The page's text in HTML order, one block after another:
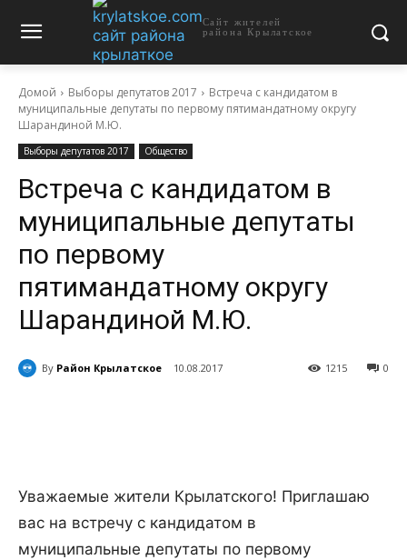
Сайт жителей
района Крылатское
Домой Выборы депутатов 2017
Встреча с кандидатом в
муниципальные депутаты по первому пятимандатному округу
Шарандиной М.Ю.
Выборы депутатов 2017 Общество
Встреча с кандидатом в
муниципальные депутаты
по первому
пятимандатному округу
Шарандиной М.Ю.
By Район Крылатское 10.08.2017 0
1215
Уважаемые жители Крылатского! Приглашаю
вас на встречу с кандидатом в
муниципальные депутаты по первому